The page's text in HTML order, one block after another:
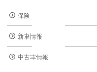
保険
新車情報
中古車情報